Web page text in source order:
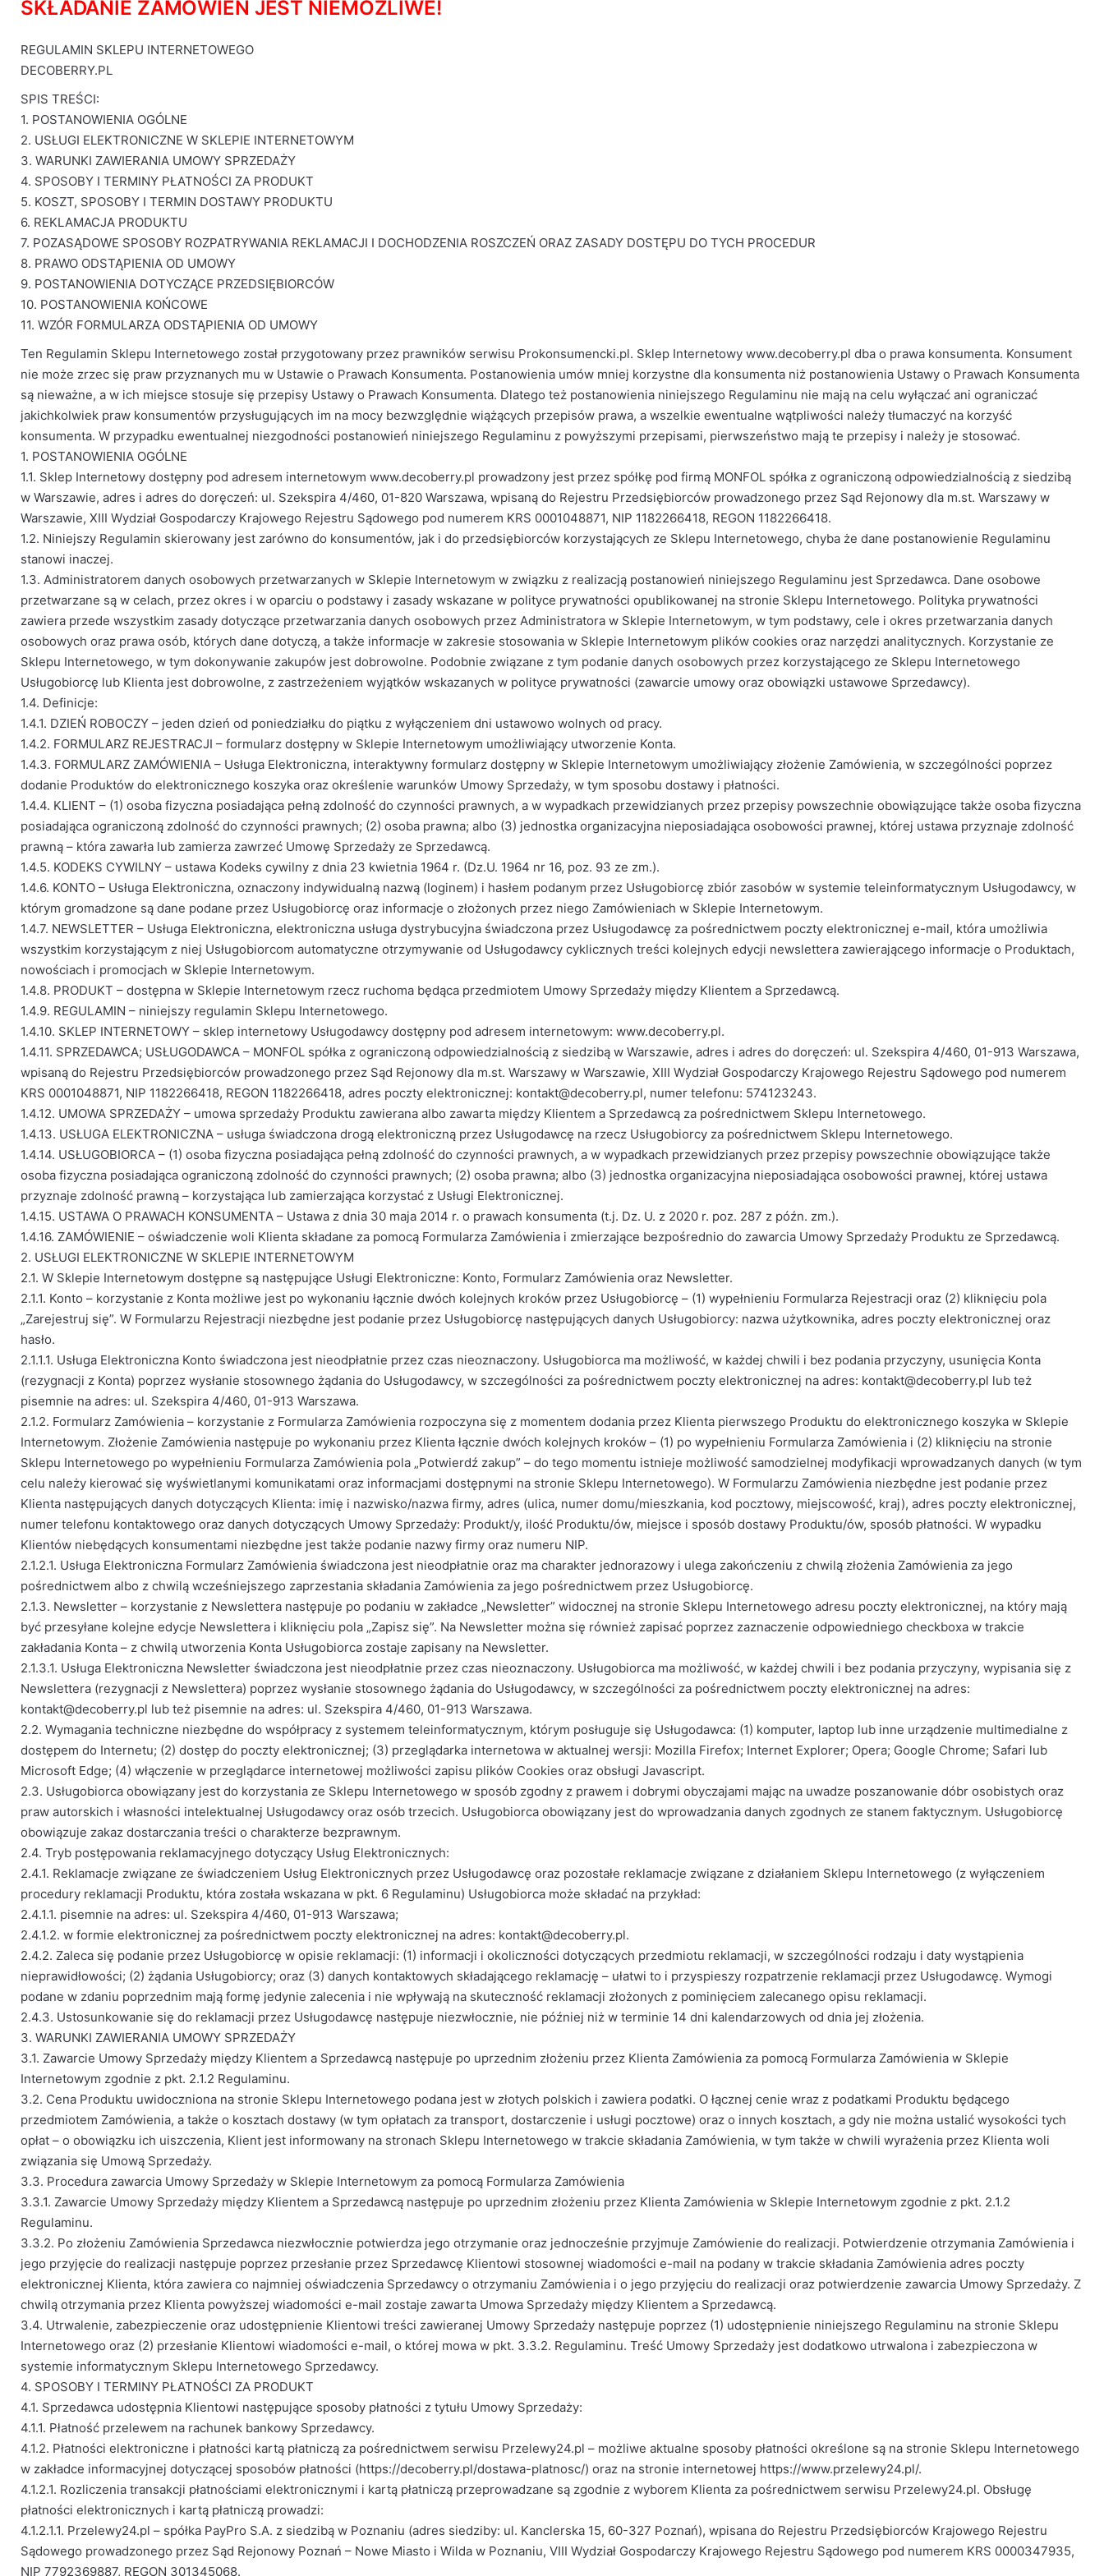
SKŁADANIE ZAMÓWIEŃ JEST NIEMOŻLIWE!
REGULAMIN SKLEPU INTERNETOWEGO
DECOBERRY.PL
SPIS TREŚCI:
1. POSTANOWIENIA OGÓLNE
2. USŁUGI ELEKTRONICZNE W SKLEPIE INTERNETOWYM
3. WARUNKI ZAWIERANIA UMOWY SPRZEDAŻY
4. SPOSOBY I TERMINY PŁATNOŚCI ZA PRODUKT
5. KOSZT, SPOSOBY I TERMIN DOSTAWY PRODUKTU
6. REKLAMACJA PRODUKTU
7. POZASĄDOWE SPOSOBY ROZPATRYWANIA REKLAMACJI I DOCHODZENIA ROSZCZEŃ ORAZ ZASADY DOSTĘPU DO TYCH PROCEDUR
8. PRAWO ODSTĄPIENIA OD UMOWY
9. POSTANOWIENIA DOTYCZĄCE PRZEDSIĘBIORCÓW
10. POSTANOWIENIA KOŃCOWE
11. WZÓR FORMULARZA ODSTĄPIENIA OD UMOWY
Ten Regulamin Sklepu Internetowego został przygotowany przez prawników serwisu Prokonsumencki.pl. Sklep Internetowy www.decoberry.pl dba o prawa konsumenta. Konsument
nie może zrzec się praw przyznanych mu w Ustawie o Prawach Konsumenta. Postanowienia umów mniej korzystne dla konsumenta niż postanowienia Ustawy o Prawach Konsumenta
są nieważne, a w ich miejsce stosuje się przepisy Ustawy o Prawach Konsumenta. Dlatego też postanowienia niniejszego Regulaminu nie mają na celu wyłączać ani ograniczać
jakichkolwiek praw konsumentów przysługujących im na mocy bezwzględnie wiążących przepisów prawa, a wszelkie ewentualne wątpliwości należy tłumaczyć na korzyść
konsumenta. W przypadku ewentualnej niezgodności postanowień niniejszego Regulaminu z powyższymi przepisami, pierwszeństwo mają te przepisy i należy je stosować.
1. POSTANOWIENIA OGÓLNE
1.1. Sklep Internetowy dostępny pod adresem internetowym www.decoberry.pl prowadzony jest przez spółkę pod firmą MONFOL spółka z ograniczoną odpowiedzialnością z siedzibą
w Warszawie, adres i adres do doręczeń: ul. Szekspira 4/460, 01-820 Warszawa, wpisaną do Rejestru Przedsiębiorców prowadzonego przez Sąd Rejonowy dla m.st. Warszawy w
Warszawie, XIII Wydział Gospodarczy Krajowego Rejestru Sądowego pod numerem KRS 0001048871, NIP 1182266418, REGON 1182266418.
1.2. Niniejszy Regulamin skierowany jest zarówno do konsumentów, jak i do przedsiębiorców korzystających ze Sklepu Internetowego, chyba że dane postanowienie Regulaminu
stanowi inaczej.
1.3. Administratorem danych osobowych przetwarzanych w Sklepie Internetowym w związku z realizacją postanowień niniejszego Regulaminu jest Sprzedawca. Dane osobowe
przetwarzane są w celach, przez okres i w oparciu o podstawy i zasady wskazane w polityce prywatności opublikowanej na stronie Sklepu Internetowego. Polityka prywatności
zawiera przede wszystkim zasady dotyczące przetwarzania danych osobowych przez Administratora w Sklepie Internetowym, w tym podstawy, cele i okres przetwarzania danych
osobowych oraz prawa osób, których dane dotyczą, a także informacje w zakresie stosowania w Sklepie Internetowym plików cookies oraz narzędzi analitycznych. Korzystanie ze
Sklepu Internetowego, w tym dokonywanie zakupów jest dobrowolne. Podobnie związane z tym podanie danych osobowych przez korzystającego ze Sklepu Internetowego
Usługobiorcę lub Klienta jest dobrowolne, z zastrzeżeniem wyjątków wskazanych w polityce prywatności (zawarcie umowy oraz obowiązki ustawowe Sprzedawcy).
1.4. Definicje:
1.4.1. DZIEŃ ROBOCZY – jeden dzień od poniedziałku do piątku z wyłączeniem dni ustawowo wolnych od pracy.
1.4.2. FORMULARZ REJESTRACJI – formularz dostępny w Sklepie Internetowym umożliwiający utworzenie Konta.
1.4.3. FORMULARZ ZAMÓWIENIA – Usługa Elektroniczna, interaktywny formularz dostępny w Sklepie Internetowym umożliwiający złożenie Zamówienia, w szczególności poprzez
dodanie Produktów do elektronicznego koszyka oraz określenie warunków Umowy Sprzedaży, w tym sposobu dostawy i płatności.
1.4.4. KLIENT – (1) osoba fizyczna posiadająca pełną zdolność do czynności prawnych, a w wypadkach przewidzianych przez przepisy powszechnie obowiązujące także osoba fizyczna
posiadająca ograniczoną zdolność do czynności prawnych; (2) osoba prawna; albo (3) jednostka organizacyjna nieposiadająca osobowości prawnej, której ustawa przyznaje zdolność
prawną – która zawarła lub zamierza zawrzeć Umowę Sprzedaży ze Sprzedawcą.
1.4.5. KODEKS CYWILNY – ustawa Kodeks cywilny z dnia 23 kwietnia 1964 r. (Dz.U. 1964 nr 16, poz. 93 ze zm.).
1.4.6. KONTO – Usługa Elektroniczna, oznaczony indywidualną nazwą (loginem) i hasłem podanym przez Usługobiorcę zbiór zasobów w systemie teleinformatycznym Usługodawcy, w
którym gromadzone są dane podane przez Usługobiorcę oraz informacje o złożonych przez niego Zamówieniach w Sklepie Internetowym.
1.4.7. NEWSLETTER – Usługa Elektroniczna, elektroniczna usługa dystrybucyjna świadczona przez Usługodawcę za pośrednictwem poczty elektronicznej e-mail, która umożliwia
wszystkim korzystającym z niej Usługobiorcom automatyczne otrzymywanie od Usługodawcy cyklicznych treści kolejnych edycji newslettera zawierającego informacje o Produktach,
nowościach i promocjach w Sklepie Internetowym.
1.4.8. PRODUKT – dostępna w Sklepie Internetowym rzecz ruchoma będąca przedmiotem Umowy Sprzedaży między Klientem a Sprzedawcą.
1.4.9. REGULAMIN – niniejszy regulamin Sklepu Internetowego.
1.4.10. SKLEP INTERNETOWY – sklep internetowy Usługodawcy dostępny pod adresem internetowym: www.decoberry.pl.
1.4.11. SPRZEDAWCA; USŁUGODAWCA – MONFOL spółka z ograniczoną odpowiedzialnością z siedzibą w Warszawie, adres i adres do doręczeń: ul. Szekspira 4/460, 01-913 Warszawa,
wpisaną do Rejestru Przedsiębiorców prowadzonego przez Sąd Rejonowy dla m.st. Warszawy w Warszawie, XIII Wydział Gospodarczy Krajowego Rejestru Sądowego pod numerem
KRS 0001048871, NIP 1182266418, REGON 1182266418, adres poczty elektronicznej: kontakt@decoberry.pl, numer telefonu: 574123243.
1.4.12. UMOWA SPRZEDAŻY – umowa sprzedaży Produktu zawierana albo zawarta między Klientem a Sprzedawcą za pośrednictwem Sklepu Internetowego.
1.4.13. USŁUGA ELEKTRONICZNA – usługa świadczona drogą elektroniczną przez Usługodawcę na rzecz Usługobiorcy za pośrednictwem Sklepu Internetowego.
1.4.14. USŁUGOBIORCA – (1) osoba fizyczna posiadająca pełną zdolność do czynności prawnych, a w wypadkach przewidzianych przez przepisy powszechnie obowiązujące także
osoba fizyczna posiadająca ograniczoną zdolność do czynności prawnych; (2) osoba prawna; albo (3) jednostka organizacyjna nieposiadająca osobowości prawnej, której ustawa
przyznaje zdolność prawną – korzystająca lub zamierzająca korzystać z Usługi Elektronicznej.
1.4.15. USTAWA O PRAWACH KONSUMENTA – Ustawa z dnia 30 maja 2014 r. o prawach konsumenta (t.j. Dz. U. z 2020 r. poz. 287 z późn. zm.).
1.4.16. ZAMÓWIENIE – oświadczenie woli Klienta składane za pomocą Formularza Zamówienia i zmierzające bezpośrednio do zawarcia Umowy Sprzedaży Produktu ze Sprzedawcą.
2. USŁUGI ELEKTRONICZNE W SKLEPIE INTERNETOWYM
2.1. W Sklepie Internetowym dostępne są następujące Usługi Elektroniczne: Konto, Formularz Zamówienia oraz Newsletter.
2.1.1. Konto – korzystanie z Konta możliwe jest po wykonaniu łącznie dwóch kolejnych kroków przez Usługobiorcę – (1) wypełnieniu Formularza Rejestracji oraz (2) kliknięciu pola
„Zarejestruj się”. W Formularzu Rejestracji niezbędne jest podanie przez Usługobiorcę następujących danych Usługobiorcy: nazwa użytkownika, adres poczty elektronicznej oraz
hasło.
2.1.1.1. Usługa Elektroniczna Konto świadczona jest nieodpłatnie przez czas nieoznaczony. Usługobiorca ma możliwość, w każdej chwili i bez podania przyczyny, usunięcia Konta
(rezygnacji z Konta) poprzez wysłanie stosownego żądania do Usługodawcy, w szczególności za pośrednictwem poczty elektronicznej na adres: kontakt@decoberry.pl lub też
pisemnie na adres: ul. Szekspira 4/460, 01-913 Warszawa.
2.1.2. Formularz Zamówienia – korzystanie z Formularza Zamówienia rozpoczyna się z momentem dodania przez Klienta pierwszego Produktu do elektronicznego koszyka w Sklepie
Internetowym. Złożenie Zamówienia następuje po wykonaniu przez Klienta łącznie dwóch kolejnych kroków – (1) po wypełnieniu Formularza Zamówienia i (2) kliknięciu na stronie
Sklepu Internetowego po wypełnieniu Formularza Zamówienia pola „Potwierdź zakup” – do tego momentu istnieje możliwość samodzielnej modyfikacji wprowadzanych danych (w tym
celu należy kierować się wyświetlanymi komunikatami oraz informacjami dostępnymi na stronie Sklepu Internetowego). W Formularzu Zamówienia niezbędne jest podanie przez
Klienta następujących danych dotyczących Klienta: imię i nazwisko/nazwa firmy, adres (ulica, numer domu/mieszkania, kod pocztowy, miejscowość, kraj), adres poczty elektronicznej,
numer telefonu kontaktowego oraz danych dotyczących Umowy Sprzedaży: Produkt/y, ilość Produktu/ów, miejsce i sposób dostawy Produktu/ów, sposób płatności. W wypadku
Klientów niebędących konsumentami niezbędne jest także podanie nazwy firmy oraz numeru NIP.
2.1.2.1. Usługa Elektroniczna Formularz Zamówienia świadczona jest nieodpłatnie oraz ma charakter jednorazowy i ulega zakończeniu z chwilą złożenia Zamówienia za jego
pośrednictwem albo z chwilą wcześniejszego zaprzestania składania Zamówienia za jego pośrednictwem przez Usługobiorcę.
2.1.3. Newsletter – korzystanie z Newslettera następuje po podaniu w zakładce „Newsletter” widocznej na stronie Sklepu Internetowego adresu poczty elektronicznej, na który mają
być przesyłane kolejne edycje Newslettera i kliknięciu pola „Zapisz się”. Na Newsletter można się również zapisać poprzez zaznaczenie odpowiedniego checkboxa w trakcie
zakładania Konta – z chwilą utworzenia Konta Usługobiorca zostaje zapisany na Newsletter.
2.1.3.1. Usługa Elektroniczna Newsletter świadczona jest nieodpłatnie przez czas nieoznaczony. Usługobiorca ma możliwość, w każdej chwili i bez podania przyczyny, wypisania się z
Newslettera (rezygnacji z Newslettera) poprzez wysłanie stosownego żądania do Usługodawcy, w szczególności za pośrednictwem poczty elektronicznej na adres:
kontakt@decoberry.pl lub też pisemnie na adres: ul. Szekspira 4/460, 01-913 Warszawa.
2.2. Wymagania techniczne niezbędne do współpracy z systemem teleinformatycznym, którym posługuje się Usługodawca: (1) komputer, laptop lub inne urządzenie multimedialne z
dostępem do Internetu; (2) dostęp do poczty elektronicznej; (3) przeglądarka internetowa w aktualnej wersji: Mozilla Firefox; Internet Explorer; Opera; Google Chrome; Safari lub
Microsoft Edge; (4) włączenie w przeglądarce internetowej możliwości zapisu plików Cookies oraz obsługi Javascript.
2.3. Usługobiorca obowiązany jest do korzystania ze Sklepu Internetowego w sposób zgodny z prawem i dobrymi obyczajami mając na uwadze poszanowanie dóbr osobistych oraz
praw autorskich i własności intelektualnej Usługodawcy oraz osób trzecich. Usługobiorca obowiązany jest do wprowadzania danych zgodnych ze stanem faktycznym. Usługobiorcę
obowiązuje zakaz dostarczania treści o charakterze bezprawnym.
2.4. Tryb postępowania reklamacyjnego dotyczący Usług Elektronicznych:
2.4.1. Reklamacje związane ze świadczeniem Usług Elektronicznych przez Usługodawcę oraz pozostałe reklamacje związane z działaniem Sklepu Internetowego (z wyłączeniem
procedury reklamacji Produktu, która została wskazana w pkt. 6 Regulaminu) Usługobiorca może składać na przykład:
2.4.1.1. pisemnie na adres: ul. Szekspira 4/460, 01-913 Warszawa;
2.4.1.2. w formie elektronicznej za pośrednictwem poczty elektronicznej na adres: kontakt@decoberry.pl.
2.4.2. Zaleca się podanie przez Usługobiorcę w opisie reklamacji: (1) informacji i okoliczności dotyczących przedmiotu reklamacji, w szczególności rodzaju i daty wystąpienia
nieprawidłowości; (2) żądania Usługobiorcy; oraz (3) danych kontaktowych składającego reklamację – ułatwi to i przyspieszy rozpatrzenie reklamacji przez Usługodawcę. Wymogi
podane w zdaniu poprzednim mają formę jedynie zalecenia i nie wpływają na skuteczność reklamacji złożonych z pominięciem zalecanego opisu reklamacji.
2.4.3. Ustosunkowanie się do reklamacji przez Usługodawcę następuje niezwłocznie, nie później niż w terminie 14 dni kalendarzowych od dnia jej złożenia.
3. WARUNKI ZAWIERANIA UMOWY SPRZEDAŻY
3.1. Zawarcie Umowy Sprzedaży między Klientem a Sprzedawcą następuje po uprzednim złożeniu przez Klienta Zamówienia za pomocą Formularza Zamówienia w Sklepie
Internetowym zgodnie z pkt. 2.1.2 Regulaminu.
3.2. Cena Produktu uwidoczniona na stronie Sklepu Internetowego podana jest w złotych polskich i zawiera podatki. O łącznej cenie wraz z podatkami Produktu będącego
przedmiotem Zamówienia, a także o kosztach dostawy (w tym opłatach za transport, dostarczenie i usługi pocztowe) oraz o innych kosztach, a gdy nie można ustalić wysokości tych
opłat – o obowiązku ich uiszczenia, Klient jest informowany na stronach Sklepu Internetowego w trakcie składania Zamówienia, w tym także w chwili wyrażenia przez Klienta woli
związania się Umową Sprzedaży.
3.3. Procedura zawarcia Umowy Sprzedaży w Sklepie Internetowym za pomocą Formularza Zamówienia
3.3.1. Zawarcie Umowy Sprzedaży między Klientem a Sprzedawcą następuje po uprzednim złożeniu przez Klienta Zamówienia w Sklepie Internetowym zgodnie z pkt. 2.1.2
Regulaminu.
3.3.2. Po złożeniu Zamówienia Sprzedawca niezwłocznie potwierdza jego otrzymanie oraz jednocześnie przyjmuje Zamówienie do realizacji. Potwierdzenie otrzymania Zamówienia i
jego przyjęcie do realizacji następuje poprzez przesłanie przez Sprzedawcę Klientowi stosownej wiadomości e-mail na podany w trakcie składania Zamówienia adres poczty
elektronicznej Klienta, która zawiera co najmniej oświadczenia Sprzedawcy o otrzymaniu Zamówienia i o jego przyjęciu do realizacji oraz potwierdzenie zawarcia Umowy Sprzedaży. Z
chwilą otrzymania przez Klienta powyższej wiadomości e-mail zostaje zawarta Umowa Sprzedaży między Klientem a Sprzedawcą.
3.4. Utrwalenie, zabezpieczenie oraz udostępnienie Klientowi treści zawieranej Umowy Sprzedaży następuje poprzez (1) udostępnienie niniejszego Regulaminu na stronie Sklepu
Internetowego oraz (2) przesłanie Klientowi wiadomości e-mail, o której mowa w pkt. 3.3.2. Regulaminu. Treść Umowy Sprzedaży jest dodatkowo utrwalona i zabezpieczona w
systemie informatycznym Sklepu Internetowego Sprzedawcy.
4. SPOSOBY I TERMINY PŁATNOŚCI ZA PRODUKT
4.1. Sprzedawca udostępnia Klientowi następujące sposoby płatności z tytułu Umowy Sprzedaży:
4.1.1. Płatność przelewem na rachunek bankowy Sprzedawcy.
4.1.2. Płatności elektroniczne i płatności kartą płatniczą za pośrednictwem serwisu Przelewy24.pl – możliwe aktualne sposoby płatności określone są na stronie Sklepu Internetowego
w zakładce informacyjnej dotyczącej sposobów płatności (https://decoberry.pl/dostawa-platnosc/) oraz na stronie internetowej https://www.przelewy24.pl/.
4.1.2.1. Rozliczenia transakcji płatnościami elektronicznymi i kartą płatniczą przeprowadzane są zgodnie z wyborem Klienta za pośrednictwem serwisu Przelewy24.pl. Obsługę
płatności elektronicznych i kartą płatniczą prowadzi:
4.1.2.1.1. Przelewy24.pl – spółka PayPro S.A. z siedzibą w Poznaniu (adres siedziby: ul. Kanclerska 15, 60-327 Poznań), wpisana do Rejestru Przedsiębiorców Krajowego Rejestru
Sądowego prowadzonego przez Sąd Rejonowy Poznań – Nowe Miasto i Wilda w Poznaniu, VIII Wydział Gospodarczy Krajowego Rejestru Sądowego pod numerem KRS 0000347935,
NIP 7792369887, REGON 301345068.